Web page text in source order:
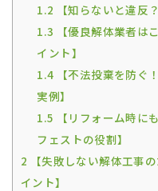
1.2 【知らないと違反
1.3 【優良解体業者は
イント】
1.4 【不法投棄を防ぐ
実例】
1.5 【リフォーム時に
フェストの役割】
2 【失敗しない解体工事
イント】